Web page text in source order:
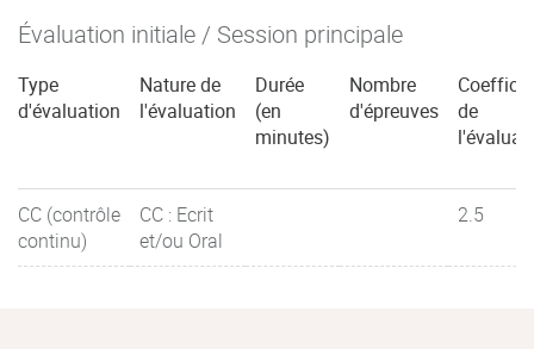
Évaluation initiale / Session principale
Type
d'évaluation
Nature de
l'évaluation
Durée
(en
minutes)
Nombre
d'épreuves
de
CC (contrôle
continu)
CC : Ecrit
et/ou Oral
2.5